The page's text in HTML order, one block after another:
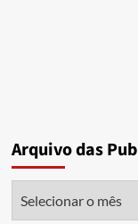
Arquivo das